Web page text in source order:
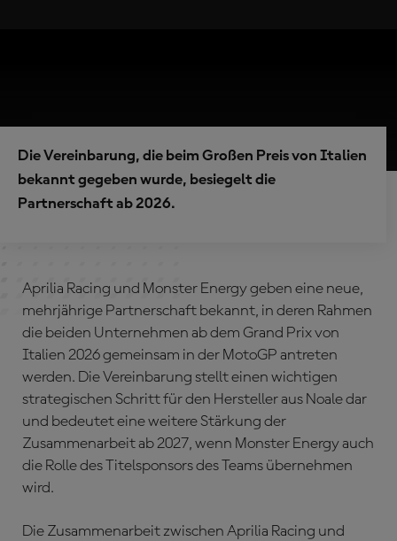
Die Vereinbarung, die beim Großen Preis von Italien
bekannt gegeben wurde, besiegelt die
Partnerschaft ab 2026.
Aprilia Racing und Monster Energy geben eine neue,
mehrjährige Partnerschaft bekannt, in deren Rahmen
die beiden Unternehmen ab dem Grand Prix von
Italien 2026 gemeinsam in der MotoGP antreten
werden. Die Vereinbarung stellt einen wichtigen
strategischen Schritt für den Hersteller aus Noale dar
und bedeutet eine weitere Stärkung der
Zusammenarbeit ab 2027, wenn Monster Energy auch
die Rolle des Titelsponsors des Teams übernehmen
wird.
Die Zusammenarbeit zwischen Aprilia Racing und